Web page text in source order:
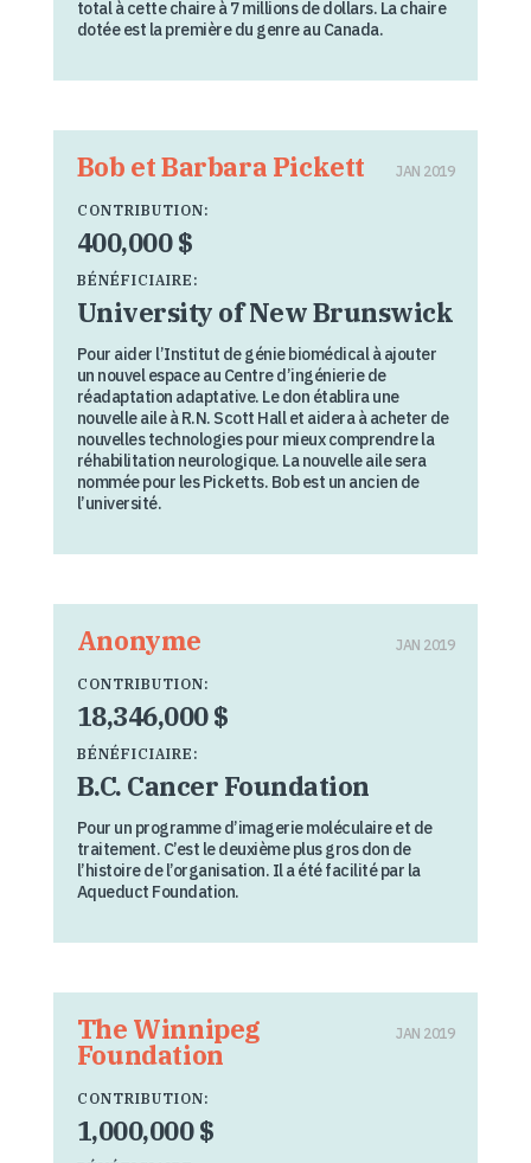
total à cette chaire à 7 millions de dollars. La chaire
dotée est la première du genre au Canada.
Bob et Barbara Pickett JAN 2019
CONTRIBUTION:
400,000 $
BÉNÉFICIAIRE:
University of New Brunswick
Pour aider l’Institut de génie biomédical à ajouter
un nouvel espace au Centre d’ingénierie de
réadaptation adaptative. Le don établira une
nouvelle aile à R.N. Scott Hall et aidera à acheter de
nouvelles technologies pour mieux comprendre la
réhabilitation neurologique. La nouvelle aile sera
nommée pour les Picketts. Bob est un ancien de
l’université.
Anonyme JAN 2019
CONTRIBUTION:
18,346,000 $
BÉNÉFICIAIRE:
B.C. Cancer Foundation
Pour un programme d’imagerie moléculaire et de
traitement. C’est le deuxième plus gros don de
l’histoire de l’organisation. Il a été facilité par la
Aqueduct Foundation.
The Winnipeg
Foundation
JAN 2019
CONTRIBUTION:
1,000,000 $